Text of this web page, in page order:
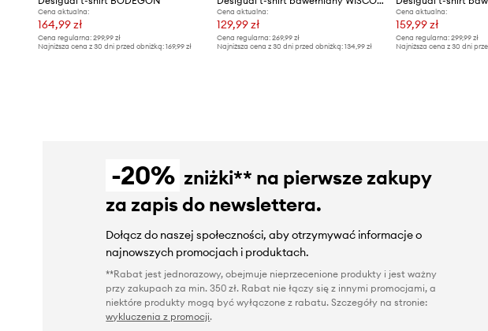
Cena aktualna:
164,99 zł
Cena regularna: 299,99 zł
Najniższa cena z 30 dni przed obniżką: 169,99 zł
Cena aktualna:
129,99 zł
Cena regularna:269,99 zł
Najniższa cena z 30 dni przed obniżką:134,99 zł
Cena aktualna:
159,99 zł
Cena regularna: 299,99 zł
Najniższa cena z 30 dni
-20% zniżki** na pierwsze zakupy
za zapis do newslettera.
Dołącz do naszej społeczności, aby otrzymywać informacje o
najnowszych promocjach i produktach.
**Rabat jest jednorazowy, obejmuje nieprzecenione produkty i jest ważny
przy zakupach za min. 350 zł. Rabat nie łączy się z innymi promocjami, a
niektóre produkty mogą być wyłączone z rabatu. Szczegóły na stronie:
wykluczenia z promocji.